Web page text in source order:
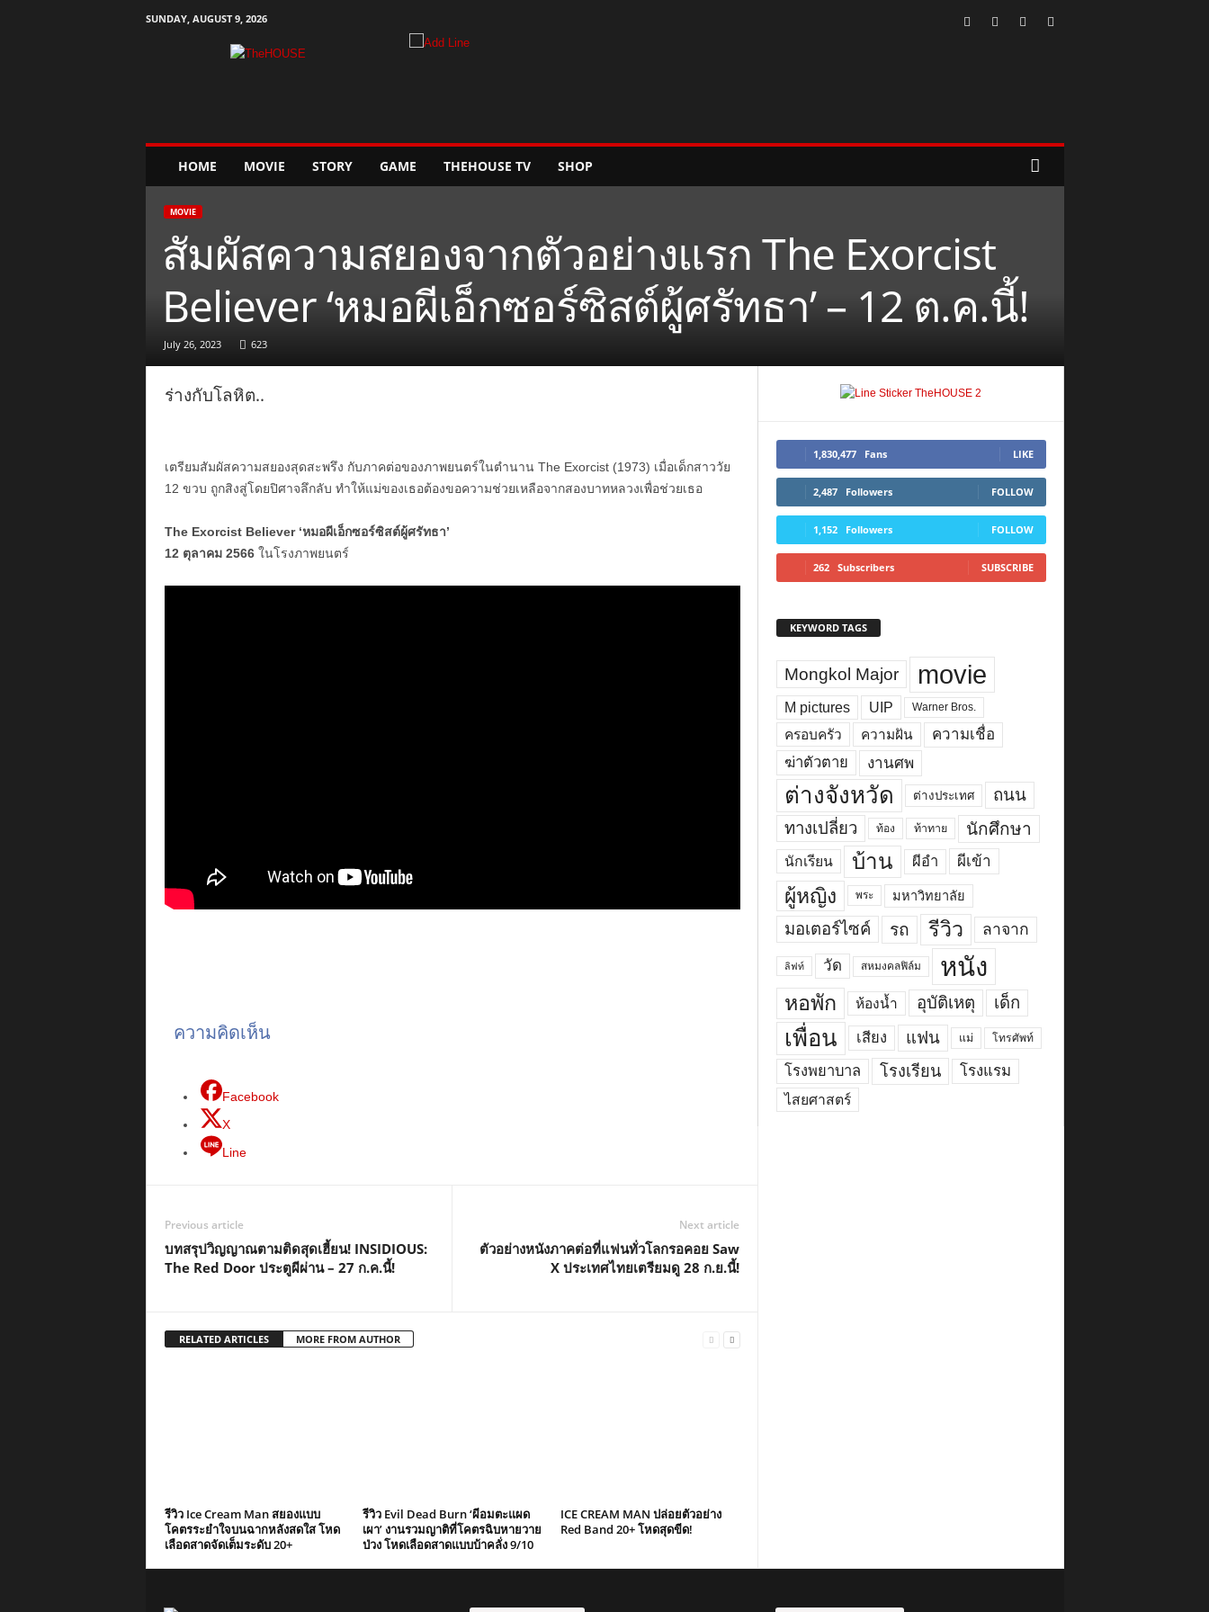
SUNDAY, AUGUST 9, 2026
HOME MOVIE STORY GAME THEHOUSE TV SHOP
MOVIE
สัมผัสความสยองจากตัวอย่างแรก The Exorcist
Believer ‘หมอผีเอ็กซอร์ซิสต์ผู้ศรัทธา’ – 12 ต.ค.นี้!
July 26, 2023 623
ร่างกับโลหิต..
เตรียมสัมผัสความสยองสุดสะพรึง กับภาคต่อของภาพยนตร์ในตำนาน The Exorcist (1973) เมื่อเด็กสาววัย
12 ขวบ ถูกสิงสู่โดยปิศาจลึกลับ ทำให้แม่ของเธอต้องขอความช่วยเหลือจากสองบาทหลวงเพื่อช่วยเธอ
The Exorcist Believer ‘หมอผีเอ็กซอร์ซิสต์ผู้ศรัทธา’
12 ตุลาคม 2566ในโรงภาพยนตร์
ความคิดเห็น
Facebook
X
Line
Previous article
บทสรุปวิญญาณตามติดสุดเฮี้ยน! INSIDIOUS:
The Red Door ประตูผีผ่าน – 27 ก.ค.นี้!
Next article
ตัวอย่างหนังภาคต่อที่แฟนทั่วโลกรอคอย Saw
X ประเทศไทยเตรียมดู 28 ก.ย.นี้!
RELATED ARTICLES MORE FROM AUTHOR
รีวิว Ice Cream Man สยองแบบ
โคตรระยำใจบนฉากหลังสดใส โหด
เลือดสาดจัดเต็มระดับ 20+
รีวิว Evil Dead Burn ‘ผีอมตะแผด
เผา’ งานรวมญาติที่โคตรฉิบหายวาย
ป่วง โหดเลือดสาดแบบบ้าคลั่ง 9/10
ICE CREAM MAN ปล่อยตัวอย่าง
Red Band 20+ โหดสุดขีด!
1,830,477 Fans LIKE
2,487 Followers FOLLOW
1,152 Followers FOLLOW
262 Subscribers SUBSCRIBE
KEYWORD TAGS
Mongkol Major movie
M pictures UIP Warner Bros.
ครอบครัว ความฝัน
ความเชื่อ
ฆ่าตัวตาย
งานศพ
ต่างจังหวัด ต่างประเทศ
ถนน
ทางเปลี่ยว
ท้อง ท้าทาย นักศึกษา
นักเรียน บ้าน ผีอำ ผีเข้า
ผู้หญิง พระ มหาวิทยาลัย
มอเตอร์ไซค์ รถ รีวิว ลาจาก
ลิฟท์ วัด สหมงคลฟิล์ม หนัง
หอพัก ห้องน้ำ อุบัติเหตุ เด็ก
เพื่อน เสียง แฟน แม่ โทรศัพท์
โรงพยาบาล โรงเรียน โรงแรม
ไสยศาสตร์